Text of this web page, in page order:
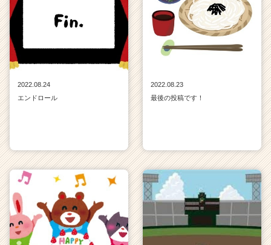
2022.08.24
エンドロール
2022.08.23
最後の投稿です！